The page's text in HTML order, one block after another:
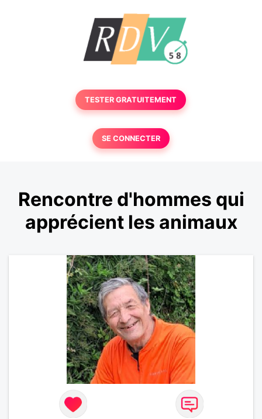
TESTER GRATUITEMENT
SE CONNECTER
Rencontre d'hommes qui
apprécient les animaux